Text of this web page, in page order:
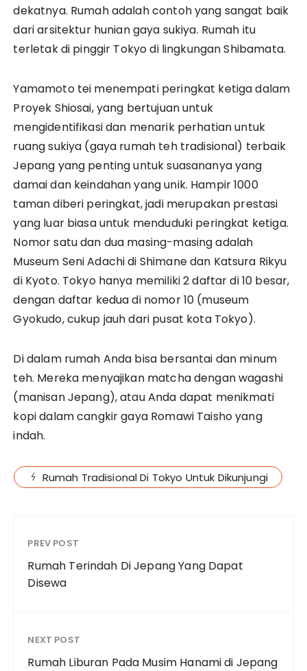
dekatnya. Rumah adalah contoh yang sangat baik
dari arsitektur hunian gaya sukiya. Rumah itu
terletak di pinggir Tokyo di lingkungan Shibamata.
Yamamoto tei menempati peringkat ketiga dalam
Proyek Shiosai, yang bertujuan untuk
mengidentifikasi dan menarik perhatian untuk
ruang sukiya (gaya rumah teh tradisional) terbaik
Jepang yang penting untuk suasananya yang
damai dan keindahan yang unik. Hampir 1000
taman diberi peringkat, jadi merupakan prestasi
yang luar biasa untuk menduduki peringkat ketiga.
Nomor satu dan dua masing-masing adalah
Museum Seni Adachi di Shimane dan Katsura Rikyu
di Kyoto. Tokyo hanya memiliki 2 daftar di 10 besar,
dengan daftar kedua di nomor 10 (museum
Gyokudo, cukup jauh dari pusat kota Tokyo).
Di dalam rumah Anda bisa bersantai dan minum
teh. Mereka menyajikan matcha dengan wagashi
(manisan Jepang), atau Anda dapat menikmati
kopi dalam cangkir gaya Romawi Taisho yang
indah.
Rumah Tradisional Di Tokyo Untuk Dikunjungi
PREV POST
Rumah Terindah Di Jepang Yang Dapat
Disewa
NEXT POST
Rumah Liburan Pada Musim Hanami di Jepang